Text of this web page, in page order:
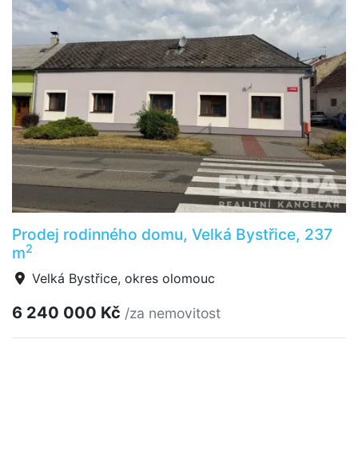
Prodej rodinného domu, Velká Bystřice, 237
m2
Velká Bystřice, okres olomouc
6 240 000 Kč /za nemovitost